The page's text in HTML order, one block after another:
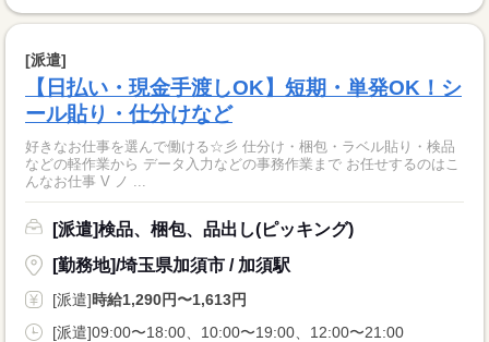
[派遣]
【日払い・現金手渡しOK】短期・単発OK！シ
ール貼り・仕分けなど
好きなお仕事を選んで働ける☆彡 仕分け・梱包・ラベル貼り・検品
などの軽作業から データ入力などの事務作業まで お任せするのはこ
んなお仕事 V ノ ...
[派遣]検品、梱包、品出し(ピッキング)
[勤務地]/埼玉県加須市 / 加須駅
[派遣]時給1,290円〜1,613円
[派遣]09:00〜18:00、10:00〜19:00、12:00〜21:00